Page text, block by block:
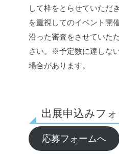
して枠をとらせていただ
を重視してのイベント開
沿った審査をさせていた
さい。
※予定数に達しな
場合があります。
出展申込みフ
応募フォームへ